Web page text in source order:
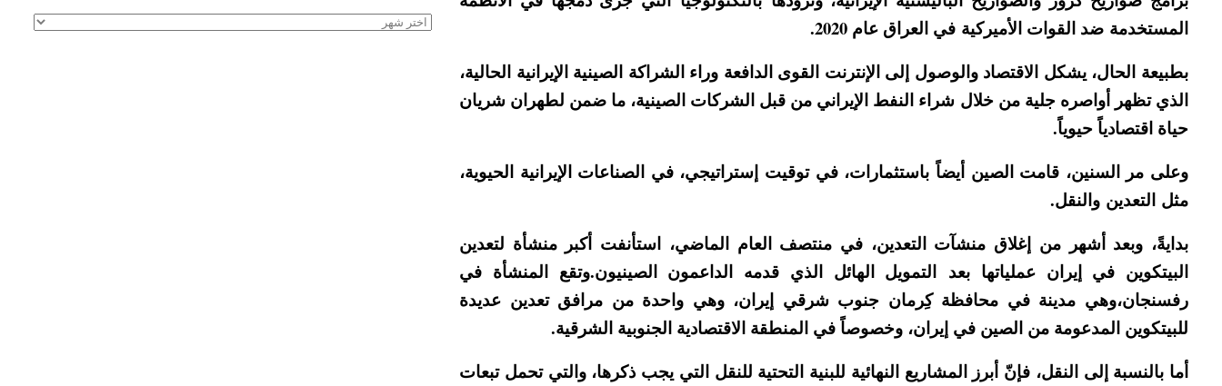
المستخدمة ضد القوات الأميركية في العراق عام 2020.
بطبيعة الحال، يشكل الاقتصاد والوصول إلى الإنترنت القوى الدافعة وراء الشراكة الصينية الإيرانية الحالية،
الذي تظهر أواصره جلية من خلال شراء النفط الإيراني من قبل الشركات الصينية، ما ضمن لطهران شريان
حياة اقتصادياً حيوياً.
وعلى مر السنين، قامت الصين أيضاً باستثمارات، في توقيت إستراتيجي، في الصناعات الإيرانية الحيوية،
مثل التعدين والنقل.
بدايةً، وبعد أشهر من إغلاق منشآت التعدين، في منتصف العام الماضي، استأنفت أكبر منشأة لتعدين
البيتكوين في إيران عملياتها بعد التمويل الهائل الذي قدمه الداعمون الصينيون.وتقع المنشأة في
رفسنجان،وهي مدينة في محافظة كِرمان جنوب شرقي إيران، وهي واحدة من مرافق تعدين عديدة
للبيتكوين المدعومة من الصين في إيران، وخصوصاً في المنطقة الاقتصادية الجنوبية الشرقية.
أما بالنسبة إلى النقل، فإنّ أبرز المشاريع النهائية للبنية التحتية للنقل التي يجب ذكرها، والتي تحمل تبعات
الأرشيف